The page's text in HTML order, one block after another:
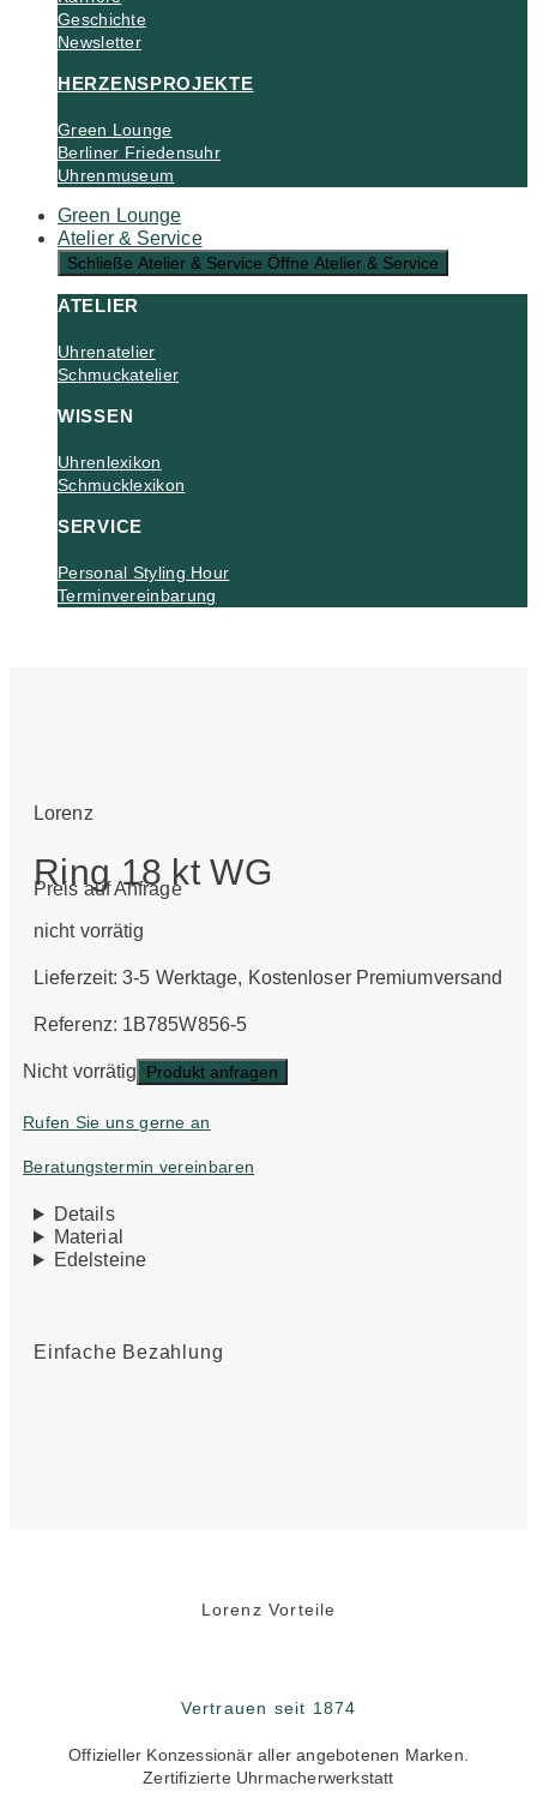
Geschichte
Newsletter
HERZENSPROJEKTE
Green Lounge
Berliner Friedensuhr
Uhrenmuseum
Green Lounge
Atelier & Service
Schließe Atelier & Service Öffne Atelier & Service
ATELIER
Uhrenatelier
Schmuckatelier
WISSEN
Uhrenlexikon
Schmucklexikon
SERVICE
Personal Styling Hour
Terminvereinbarung
Lorenz
Ring 18 kt WG
Preis auf Anfrage
nicht vorrätig
Lieferzeit:3-5 Werktage, Kostenloser Premiumversand
Referenz: 1B785W856-5
Nicht vorrätig Produkt anfragen
Rufen Sie uns gerne an
Beratungstermin vereinbaren
Details
Material
Edelsteine
Einfache Bezahlung
Lorenz Vorteile
Vertrauen seit 1874
Offizieller Konzessionär aller angebotenen Marken.
Zertifizierte Uhrmacherwerkstatt